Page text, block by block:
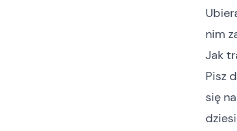
nim
Jak
Pisz
się